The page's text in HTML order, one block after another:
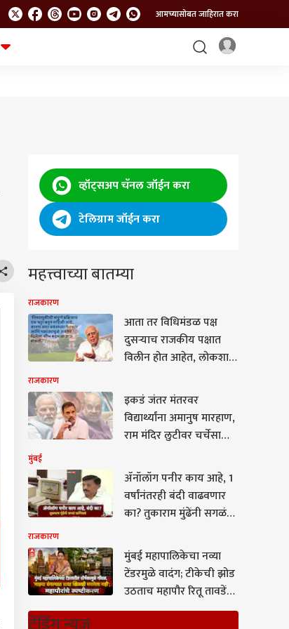
आमच्यासोबत जाहिरात करा
व्हॉट्सअप चॅनल जॉईन करा
टेलिग्राम जॉईन करा
महत्त्वाच्या बातम्या
राजकारण
आता तर विधिमंडळ पक्ष
दुसऱ्याच राजकीय पक्षात
विलीन होत आहेत, लोकशाही
याचा निर्णय तुम्हालाच घ्यावा
लागेल; कपिल सिब्बलांची
'सर्वोच्च' साद
राजकारण
इकडं जंतर मंतरवर
विद्यार्थ्यांना अमानुष मारहाण,
राम मंदिर लुटीवर चर्चेसाठी
तिकडं संसदेत पराभव होऊन
सुद्धा केंद्र सरकार मतदारसंघ
पुनर्रचना विधेयक पुन्हा
आणण्याच्या तयारीत
मुंबई
ॲनॉलॉग पनीर काय आहे, 1
वर्षांनंतरही बंदी वाढवणार
का? तुकाराम मुंढेंनी सगळं
आरोग्याशी तडजोड नाही
राजकारण
मुंबई महापालिकेचा नव्या
टेंडरमुळे वादंग; टीकेची झोड
उठताच महापौर रितू तावडेंचं
स्पष्टीकरण, म्हणाल्या